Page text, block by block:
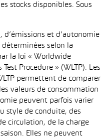
stocks disponibles. Sous
d’émissions et d’autonomie
selon la
la loi « Worldwide
Procedure » (WLTP). Les
permettent de comparer
valeurs de consommation
peuvent parfois varier
style de conduite, des
circulation, de la charge
Elles ne peuvent